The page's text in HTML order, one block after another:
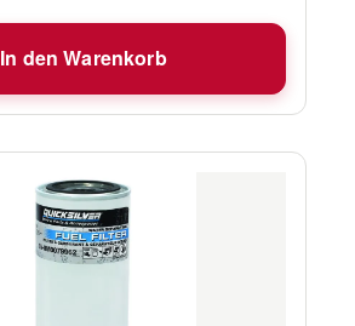
In den Warenkorb